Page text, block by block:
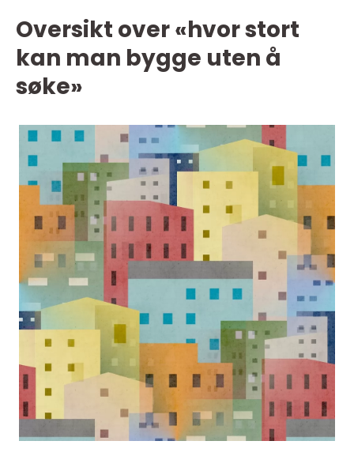
Oversikt over «hvor stort
kan man bygge uten å
søke»